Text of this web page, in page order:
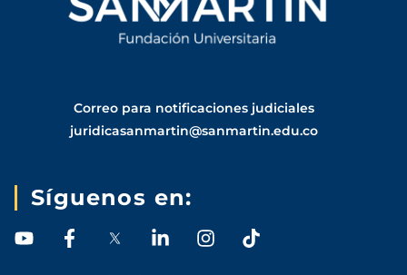
Correo para notificaciones judiciales
juridicasanmartin@sanmartin.edu.co
Síguenos en:
Y
F
L
I
T